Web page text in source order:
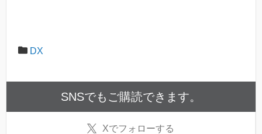
DX
SNSでもご購読できます。
Xでフォローする